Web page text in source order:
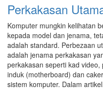
Perkakasan
Komputer mungkin kelihatan
kepada model dan jenama,
adalah standard. Perbezaan
adalah jenama perkakasan
perkakasan seperti kad
induk (motherboard) dan
sistem komputer. Dalam